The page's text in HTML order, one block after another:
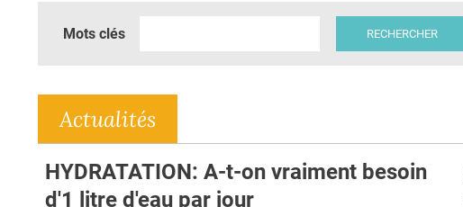
Mots clés
Actualités
HYDRATATION: A-t-on vraiment besoin
d'1 litre d'eau par jour